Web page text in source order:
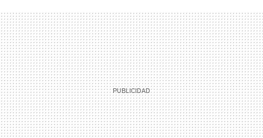
MAIL